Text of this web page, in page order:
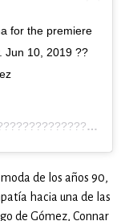
for the premiere
Jun 10, 2019 ??
???????????????????????? ????????????????????
de los años 90,
hacia una de las
de Gómez, Connar